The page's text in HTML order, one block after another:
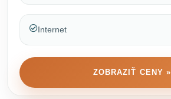
Internet
ZOBRAZIŤ CENY »